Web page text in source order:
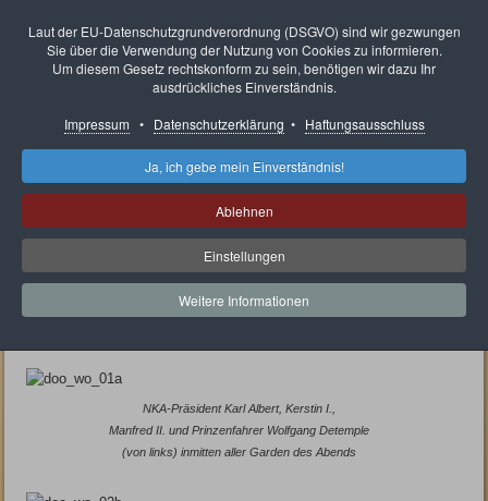
Neunkircher Karnevals
Ausschuss e.V.
Aktuelle Seite:
Gemeinschaftssitzung 2012
Doo, wo ma feiert, singt und lacht
Letzte NKA-Gemeinschaftssitzung im
NKA-Präsident Karl Albert, Kerstin I.,
Manfred II. und Prinzenfahrer Wolfgang Detemple
(von links) inmitten aller Garden des Abends
Laut der EU-Datenschutzgrundverordnung (DSGVO) sind wir gezwungen
Sie über die Verwendung der Nutzung von Cookies zu informieren.
Um diesem Gesetz rechtskonform zu sein, benötigen wir dazu Ihr
ausdrückliches Einverständnis.
Impressum • Datenschutzerklärung • Haftungsausschluss
Ja, ich gebe mein Einverständnis!
Ablehnen
Einstellungen
Weitere Informationen